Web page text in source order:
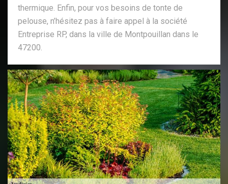
thermique. Enfin, pour vos besoins de tonte de
pelouse, n’hésitez pas à faire appel à la société
Entreprise RP, dans la ville de Montpouillan dans le
47200.